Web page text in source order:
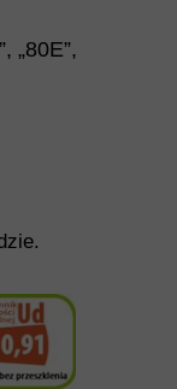
„80E”,